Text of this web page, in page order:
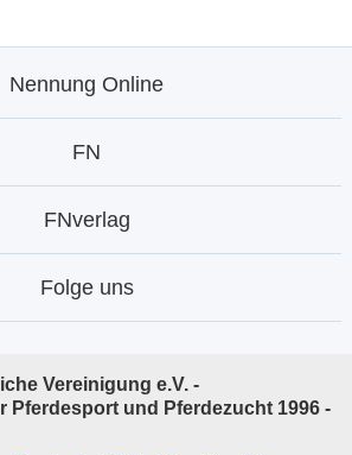
Nennung Online
FN
FNverlag
Folge uns
Vereinigung e.V. -
Pferdesport und Pferdezucht 1996 -